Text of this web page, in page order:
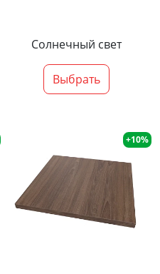
Солнечный свет
Выбрать
+10%